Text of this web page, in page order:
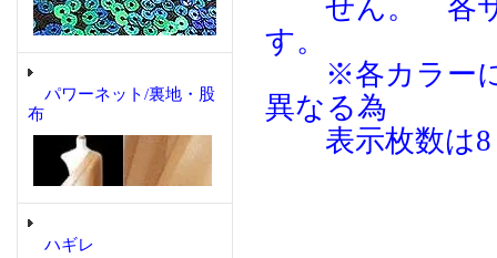
パワーネット/裏地・股
布
ハギレ
せん。 各サ
す。
※各カラーに
異なる為
表示枚数は8